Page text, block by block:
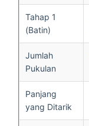
Tahap 1
(Batin)
Jumlah
Pukulan
Panjang
yang Ditarik